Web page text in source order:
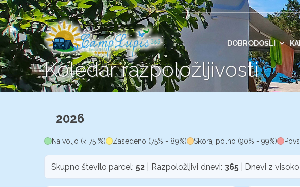
DOBRODOŠLI
Koledar razpoložljivosti
2026
Na voljo (< 75 %) Zasedeno (75% - 89%) Skoraj polno (90% - 99%)
Skupno število parcel: 52 | Razpoložljivi dnevi: 365 | Dnevi z